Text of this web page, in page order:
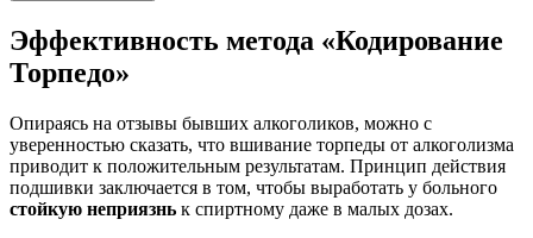
Эффективность метода «Кодирование
Торпедо»
Опираясь на отзывы бывших алкоголиков, можно с
уверенностью сказать, что вшивание торпеды от алкоголизма
приводит к положительным результатам. Принцип действия
подшивки заключается в том, чтобы выработать у больного
стойкую неприязнь к спиртному даже в малых дозах.